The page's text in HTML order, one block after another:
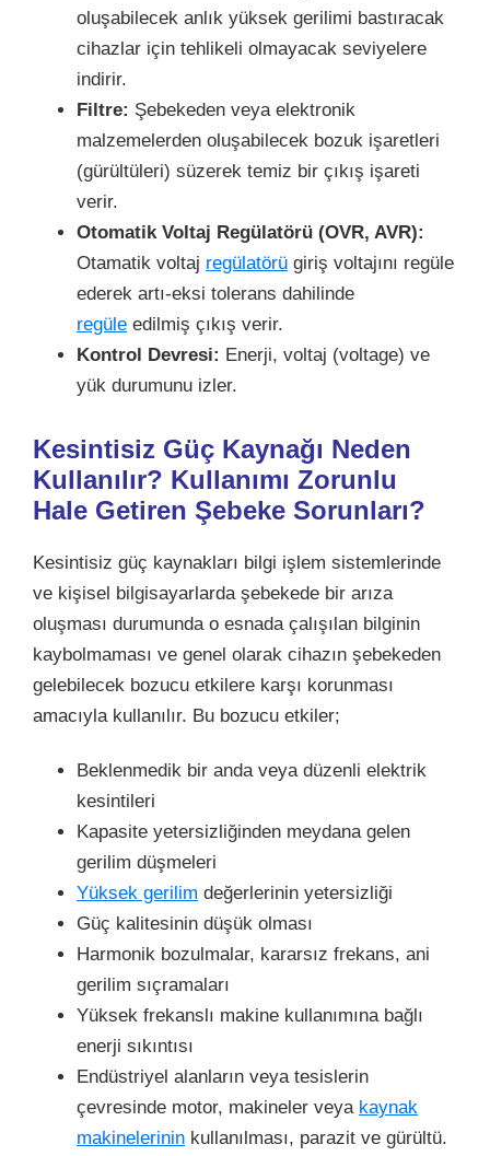
oluşabilecek anlık yüksek gerilimi bastıracak
cihazlar için tehlikeli olmayacak seviyelere
indirir.
Filtre: Şebekeden veya elektronik
malzemelerden oluşabilecek bozuk işaretleri
(gürültüleri) süzerek temiz bir çıkış işareti
verir.
Otomatik Voltaj Regülatörü (OVR, AVR):
Otamatik voltaj regülatörü giriş voltajını regüle
ederek artı-eksi tolerans dahilinde
regüle edilmiş çıkış verir.
Kontrol Devresi: Enerji, voltaj (voltage) ve
yük durumunu izler.
Kesintisiz Güç Kaynağı Neden
Kullanılır? Kullanımı Zorunlu
Hale Getiren Şebeke Sorunları?
Kesintisiz güç kaynakları bilgi işlem sistemlerinde
ve kişisel bilgisayarlarda şebekede bir arıza
oluşması durumunda o esnada çalışılan bilginin
kaybolmaması ve genel olarak cihazın şebekeden
gelebilecek bozucu etkilere karşı korunması
amacıyla kullanılır. Bu bozucu etkiler;
Beklenmedik bir anda veya düzenli elektrik
kesintileri
Kapasite yetersizliğinden meydana gelen
gerilim düşmeleri
Yüksek gerilim değerlerinin yetersizliği
Güç kalitesinin düşük olması
Harmonik bozulmalar, kararsız frekans, ani
gerilim sıçramaları
Yüksek frekanslı makine kullanımına bağlı
enerji sıkıntısı
Endüstriyel alanların veya tesislerin
çevresinde motor, makineler veya kaynak
makinelerinin kullanılması, parazit ve gürültü.